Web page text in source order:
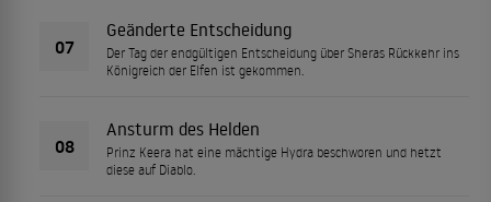
07
Geänderte Entscheidung
Der Tag der endgültigen Entscheidung über Sheras Rückkehr ins
Königreich der Elfen ist gekommen.
08
Ansturm des Helden
Prinz Keera hat eine mächtige Hydra beschworen und hetzt
diese auf Diablo.